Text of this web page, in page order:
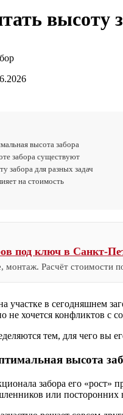
высоту
высота забора
забора существуют
забора для разных задач
на стоимость
под ключ в Санкт-
монтаж. Расчёт
участке в сегодняшнем
не хочется конфликтов с
тем, для чего вы
высота
забора его
или посторонних